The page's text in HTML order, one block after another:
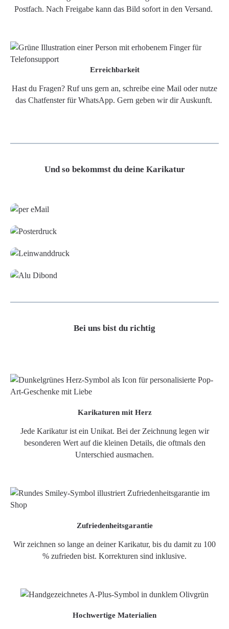
Postfach. Nach Freigabe kann das Bild sofort in den Versand.
Erreichbarkeit
Hast du Fragen? Ruf uns gern an, schreibe eine Mail oder nutze
das Chatfenster für WhatsApp. Gern geben wir dir Auskunft.
Und so bekommst du deine Karikatur
Bei uns bist du richtig
Karikaturen mit Herz
Jede Karikatur ist ein Unikat. Bei der Zeichnung legen wir
besonderen Wert auf die kleinen Details, die oftmals den
Unterschied ausmachen.
Zufriedenheitsgarantie
Wir zeichnen so lange an deiner Karikatur, bis du damit zu 100
% zufrieden bist. Korrekturen sind inklusive.
Hochwertige Materialien